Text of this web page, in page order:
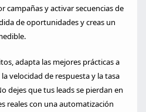
campañas y activar secuencias de
de oportunidades y creas un
adapta las mejores prácticas a
velocidad de respuesta y la tasa
dejes que tus leads se pierdan en
reales con una automatización